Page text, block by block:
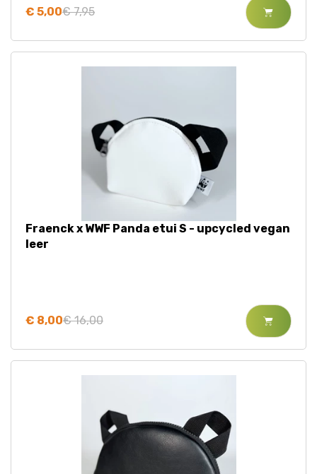
€ 5,00€ 7,95
Fraenck x WWF Panda etui S - upcycled vegan
leer
€ 8,00€ 16,00